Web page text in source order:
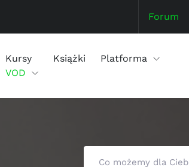
Forum
Kursy
VOD
Książki Platforma